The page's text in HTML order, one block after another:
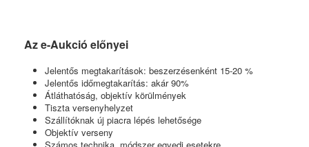
Az e-Aukció előnyei
Jelentős megtakarítások: beszerzésenként 15-20 %
Jelentős időmegtakarítás: akár 90%
Átláthatóság, objektív körülmények
Tiszta versenyhelyzet
Szállítóknak új piacra lépés lehetősége
Objektív verseny
Számos technika, módszer egyedi esetekre